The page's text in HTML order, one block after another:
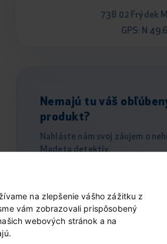
na zlepšenie vášho zážitku z
vám zobrazovali prispôsobený
webových stránok a na
738 02 Frýdek
GPS: N
Nemajú tu váš
produkt?
Nahláste nám svoj záujem o
Madeta detektív.
Stiahnuť v App store